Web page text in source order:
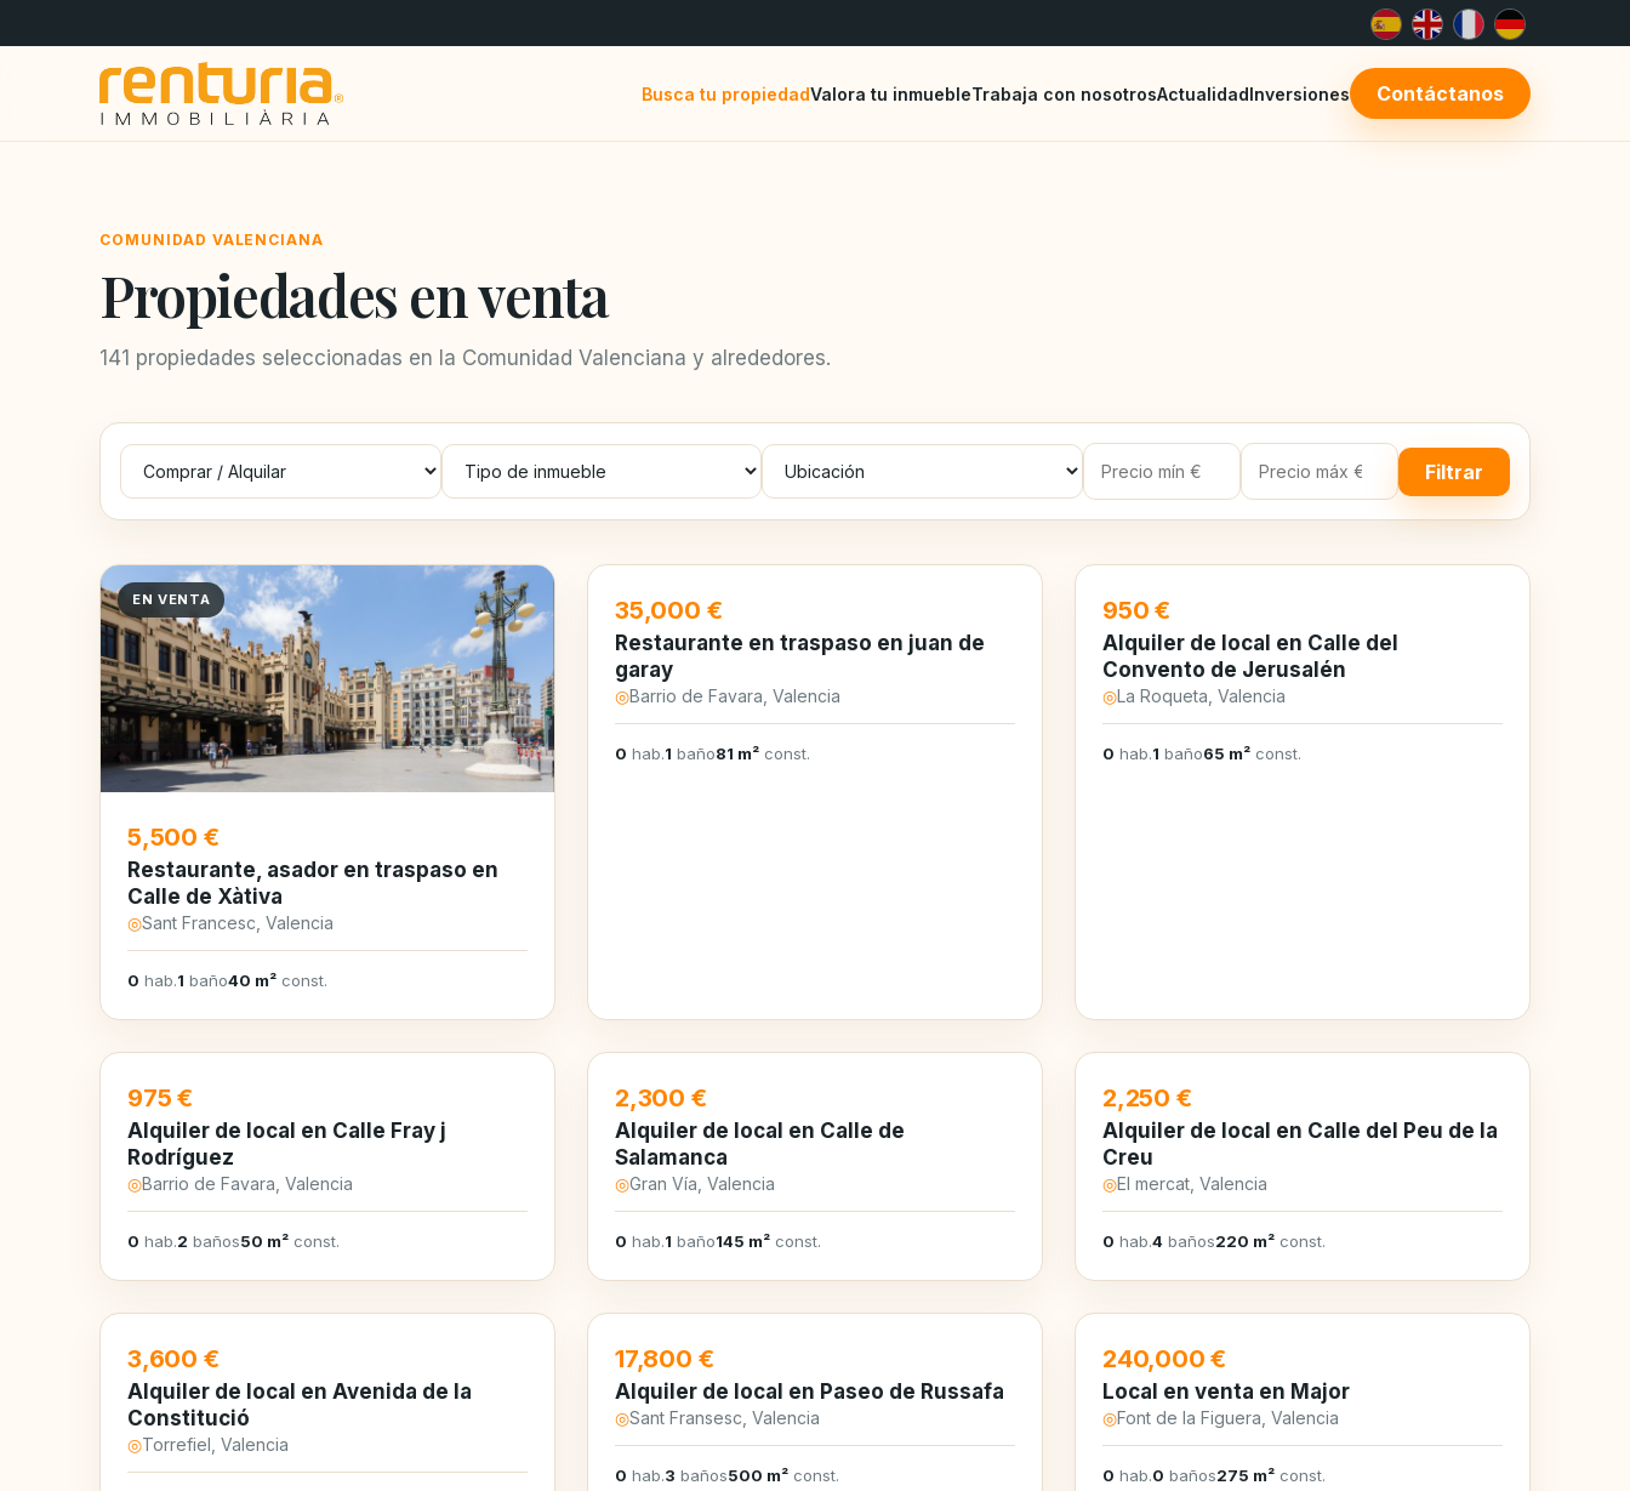
Busca tu propiedadValora tu inmuebleTrabaja con nosotrosActualidadInversiones Contáctanos
COMUNIDAD VALENCIANA
Propiedades en venta
141 propiedades seleccionadas en la Comunidad Valenciana y alrededores.
Filtrar
EN VENTA
5,500 €
Restaurante, asador en traspaso en
Calle de Xàtiva
◎Sant Francesc, Valencia
0 hab.1 baño40 m² const.
35,000 €
Restaurante en traspaso en juan de
garay
◎Barrio de Favara, Valencia
0 hab.1 baño81 m² const.
EN ALQUILER
950 €
Alquiler de local en Calle del
Convento de Jerusalén
◎La Roqueta, Valencia
0 hab.1 baño65 m² const.
EN ALQUILER
975 €
Alquiler de local en Calle Fray j
Rodríguez
◎Barrio de Favara, Valencia
0 hab.2 baños50 m² const.
EN ALQUILER
2,300 €
Alquiler de local en Calle de
Salamanca
◎Gran Vía, Valencia
0 hab.1 baño145 m² const.
EN ALQUILER
2,250 €
Alquiler de local en Calle del Peu de la
Creu
◎El mercat, Valencia
0 hab.4 baños220 m² const.
EN ALQUILER
3,600 €
Alquiler de local en Avenida de la
Constitució
◎Torrefiel, Valencia
EN ALQUILER
17,800 €
Alquiler de local en Paseo de Russafa
◎Sant Fransesc, Valencia
0 hab.3 baños500 m² const.
EN VENTA
240,000 €
Local en venta en Major
◎Font de la Figuera, Valencia
0 hab.0 baños275 m² const.